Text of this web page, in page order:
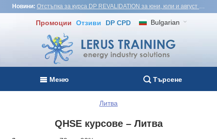
Новини: Отстъпка за курса DP REVALIDATION за юни, юли и август - USD1,000! Виетнам, Турция, Малайзия
Промоции Отзиви DP CPD Bulgarian
Меню Търсене
Литва
QHSE курсове – Литва